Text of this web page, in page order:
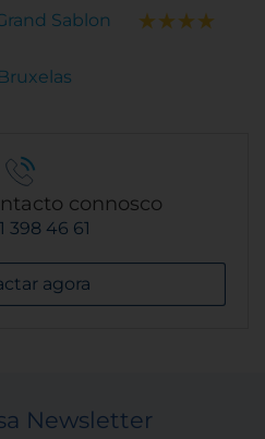
Sablon
connosco
398 46 61
agora
Newsletter